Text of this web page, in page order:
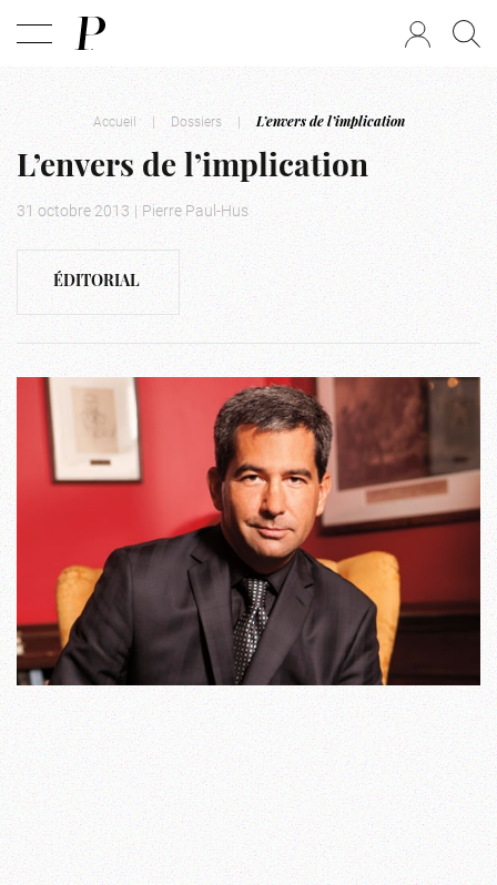
Accueil | Dossiers | L’envers de l’implication
L’envers de l’implication
31 octobre 2013 | Pierre Paul-Hus
ÉDITORIAL